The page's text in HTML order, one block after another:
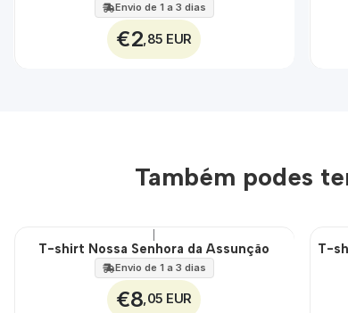
Envio de 1 a 3 dias
€2 ,85 EUR
Também podes
🇵🇹
T-shirt Nossa Senhora da Assunção
Envio de 1 a 3 dias
€8 ,05 EUR
T-